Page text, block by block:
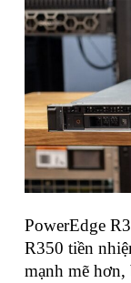
PowerEdge
R350 tiền
mạnh mẽ